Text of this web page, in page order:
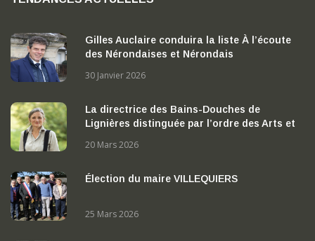
Gilles Auclaire conduira la liste À l’écoute
des Nérondaises et Nérondais
30 Janvier 2026
La directrice des Bains-Douches de
Lignières distinguée par l’ordre des Arts et
20 Mars 2026
Élection du maire VILLEQUIERS
25 Mars 2026